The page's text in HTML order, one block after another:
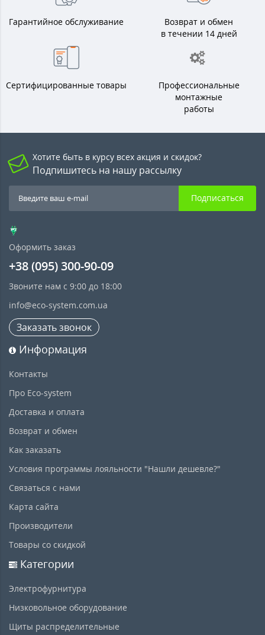
Гарантийное обслуживание
Возврат и обмен
в течении 14 дней
Сертифицированные товары
Профессиональные
монтажные
работы
Хотите быть в курсу всех акция и скидок?
Подпишитесь на нашу рассылку
Подписаться
Оформить заказ
+38 (095) 300-90-09
Звоните нам с 9:00 до 18:00
info@eco-system.com.ua
Заказать звонок
Информация
Контакты
Про Eco-system
Доставка и оплата
Возврат и обмен
Как заказать
Условия программы лояльности "Нашли дешевле?"
Связаться с нами
Карта сайта
Производители
Товары со скидкой
Категории
Электрофурнитура
Низковольное оборудование
Щиты распределительные